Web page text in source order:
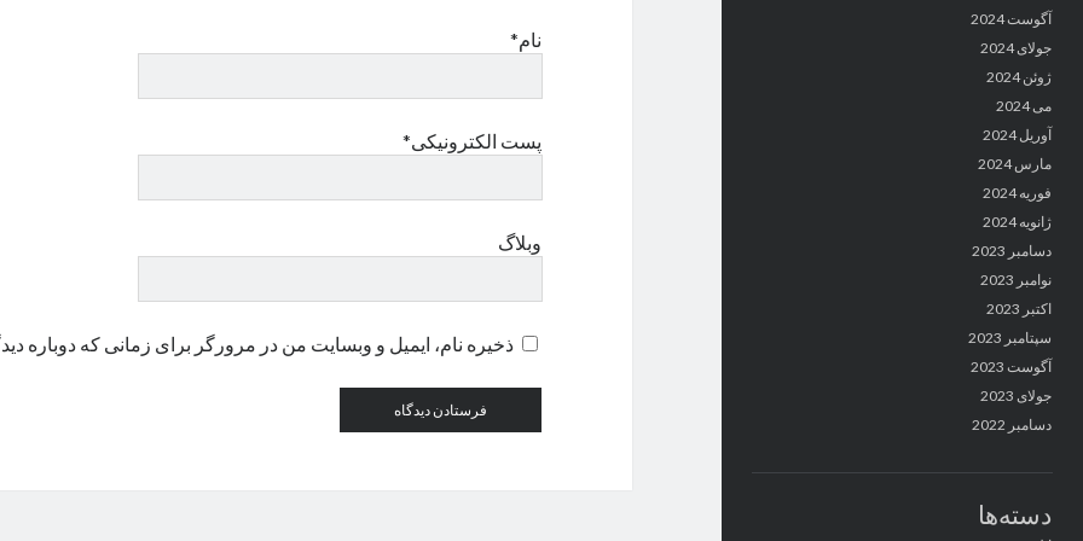
آگوست 2024
جولای 2024
ژوئن 2024
می 2024
آوریل 2024
مارس 2024
فوریه 2024
ژانویه 2024
دسامبر 2023
نوامبر 2023
اکتبر 2023
سپتامبر 2023
آگوست 2023
جولای 2023
دسامبر 2022
دسته‌ها
نام*
پست الکترونیکی*
وبلاگ
ذخیره نام، ایمیل و وبسایت من در مرورگر برای زمانی که دوباره